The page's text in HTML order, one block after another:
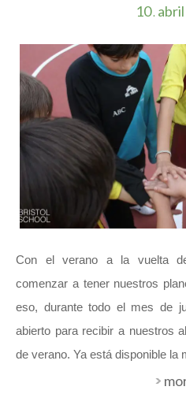
10. abril
Con el verano a la vuelta
comenzar a tener nuestros
eso, durante todo el mes de
abierto para recibir a nuestros
de verano. Ya está disponible